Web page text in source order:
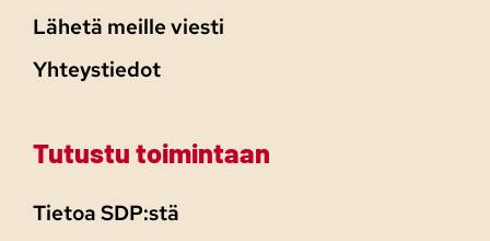
Lähetä meille viesti
Yhteystiedot
Tutustu toimintaan
Tietoa SDP:stä